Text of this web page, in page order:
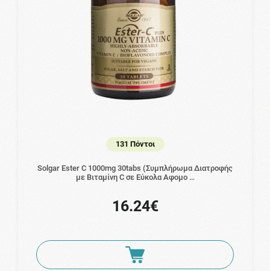
131 Πόντοι
Solgar Ester C 1000mg 30tabs (Συμπλήρωμα Διατροφής
με Βιταμίνη C σε Εύκολα Αφομο …
16.24€